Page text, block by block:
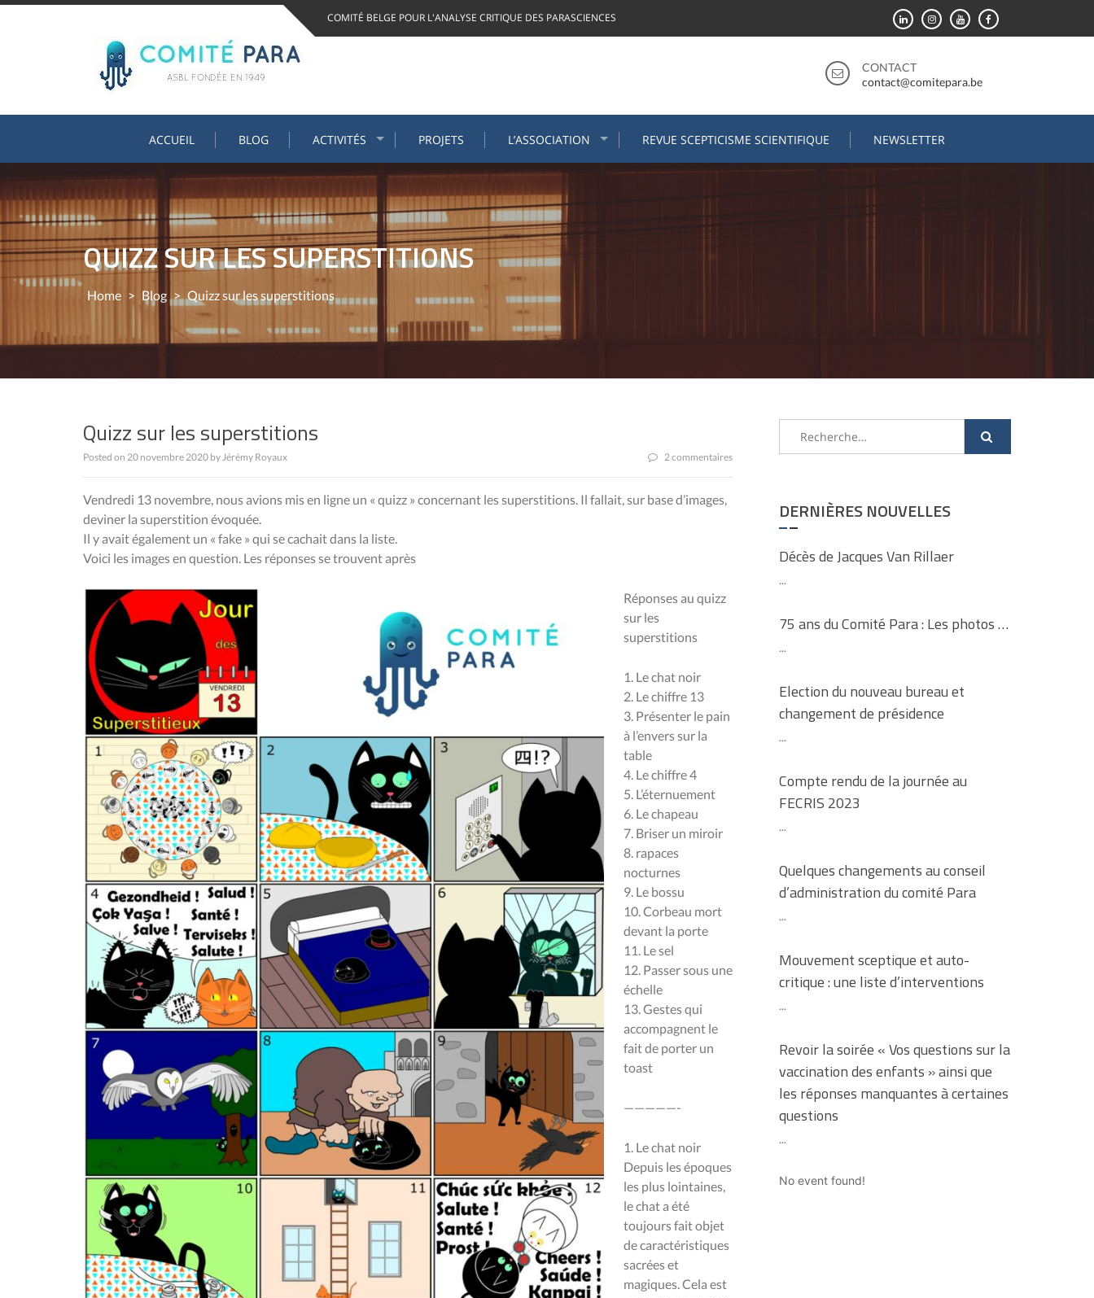
Skip
COMITÉ BELGE POUR L'ANALYSE CRITIQUE DES PARASCIENCES
CONTACT
contact@comitepara.be
ACCUEIL BLOG ACTIVITÉS PROJETS L’ASSOCIATION REVUE SCEPTICISME SCIENTIFIQUE NEWSLETTER
QUIZZ SUR LES SUPERSTITIONS
Home > Blog > Quizz sur les superstitions
Quizz sur les superstitions
Posted on 20 novembre 2020 byJérémy Royaux 2 commentaires
Vendredi 13 novembre, nous avions mis en ligne un « quizz » concernant les superstitions. Il fallait, sur base d’images,
deviner la superstition évoquée.
Il y avait également un « fake » qui se cachait dans la liste.
Voici les images en question. Les réponses se trouvent après
Réponses au quizz
sur les
superstitions
1. Le chat noir
2. Le chiffre 13
3. Présenter le pain
à l’envers sur la
table
4. Le chiffre 4
5. L’éternuement
6. Le chapeau
7. Briser un miroir
8. rapaces
nocturnes
9. Le bossu
10. Corbeau mort
devant la porte
11. Le sel
12. Passer sous une
échelle
13. Gestes qui
accompagnent le
fait de porter un
toast
—————-
1. Le chat noir
Depuis les époques
les plus lointaines,
le chat a été
toujours fait objet
de caractéristiques
sacrées et
magiques. Cela est
DERNIÈRES NOUVELLES
Décès de Jacques Van Rillaer
...
75 ans du Comité Para : Les photos …
...
Election du nouveau bureau et
changement de présidence
...
Compte rendu de la journée au
FECRIS 2023
...
Quelques changements au conseil
d’administration du comité Para
...
Mouvement sceptique et auto-
critique : une liste d’interventions
...
Revoir la soirée « Vos questions sur la
vaccination des enfants » ainsi que
les réponses manquantes à certaines
questions
...
No event found!